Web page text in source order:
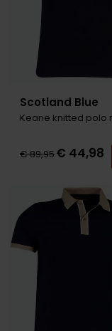
Scotland Blue
Keane knitted polo
€ 89,95€ 44,98